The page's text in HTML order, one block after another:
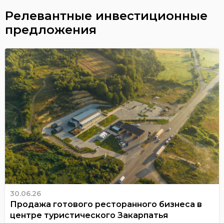
Релевантные инвестиционные
предложения
30.06.26
Продажа готового ресторанного бизнеса в
центре туристического Закарпатья